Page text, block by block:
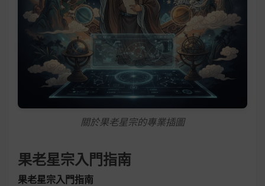
關於果老星宗的專業插圖
果老星宗入門指南
果老星宗入門指南